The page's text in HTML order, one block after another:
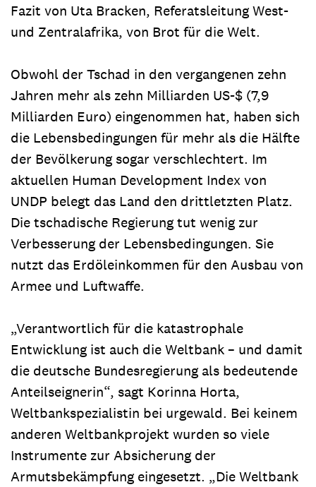
Fazit von Uta Bracken, Referatsleitung West-
und Zentralafrika, von Brot für die Welt.
Obwohl der Tschad in den vergangenen zehn
Jahren mehr als zehn Milliarden US-$ (7,9
Milliarden Euro) eingenommen hat, haben sich
die Lebensbedingungen für mehr als die Hälfte
der Bevölkerung sogar verschlechtert. Im
aktuellen Human Development Index von
UNDP belegt das Land den drittletzten Platz.
Die tschadische Regierung tut wenig zur
Verbesserung der Lebensbedingungen. Sie
nutzt das Erdöleinkommen für den Ausbau von
Armee und Luftwaffe.
„Verantwortlich für die katastrophale
Entwicklung ist auch die Weltbank – und damit
die deutsche Bundesregierung als bedeutende
Anteilseignerin“, sagt Korinna Horta,
Weltbankspezialistin bei urgewald. Bei keinem
anderen Weltbankprojekt wurden so viele
Instrumente zur Absicherung der
Armutsbekämpfung eingesetzt. „Die Weltbank